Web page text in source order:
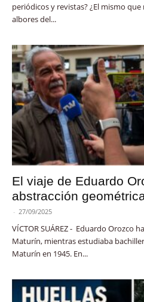
periódicos y revistas? ¿El mismo
albores del...
El viaje de Eduardo
abstracción
- 27/09/2025
VÍCTOR SUÁREZ - Eduardo Orozco
Maturín, mientras estudiaba
Maturín en 1945. En...